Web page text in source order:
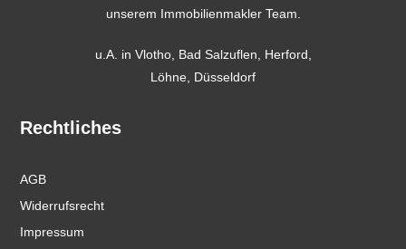
unserem Immobilienmakler Team.
u.A. in Vlotho, Bad Salzuflen Herford
Löhne, Düsseldorf
Rechtliches
AGB
Widerrufsrecht
Impressum